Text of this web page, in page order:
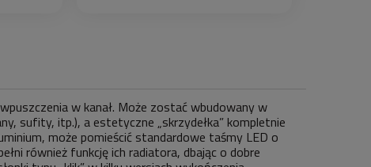
w kanał. Może zostać wbudowany w
sufity, itp.), a estetyczne „skrzydełka” kompletnie
może pomieścić standardowe taśmy LED o
również funkcję ich radiatora, dbając o dobre